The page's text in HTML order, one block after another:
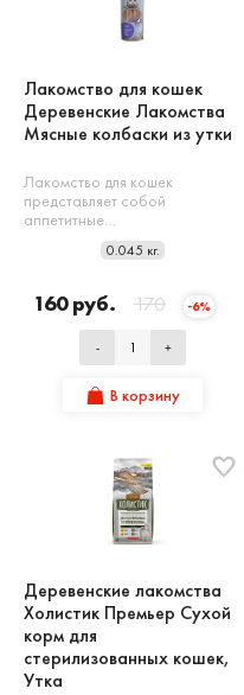
Лакомство для кошек
Деревенские Лакомства
Мясные колбаски из утки
Лакомство для кошек
представляет собой
аппетитные…
0.045 кг.
160 руб. 170 -6%
- +
В корзину
Деревенские лакомства
Холистик Премьер Сухой
корм для
стерилизованных кошек,
Утка